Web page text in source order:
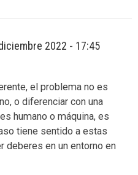
2022 - 17:45
el problema no es
o diferenciar con una
humano o máquina, es
tiene sentido a estas
deberes en un entorno en